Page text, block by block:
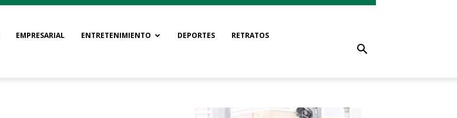
EMPRESARIAL ENTRETENIMIENTO DEPORTES RETRATOS